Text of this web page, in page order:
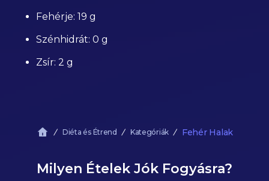
Fehérje: 19 g
Szénhidrát: 0 g
Zsír: 2 g
Diéta és Étrend Kategóriák Fehér Halak
Milyen Ételek Jók Fogyásra?